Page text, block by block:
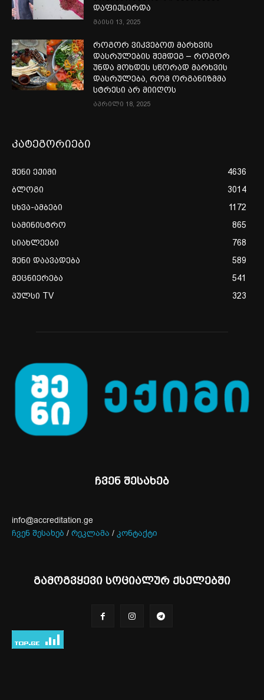
დაფიქსირდა
მაისი 13, 2025
როგორ ვიკვებოთ მარხვის
დასრულების შემდეგ – როგორ
უნდა მოხდეს სწორად მარხვის
დასრულება, რომ ორგანიზმმა
სტრესი არ მიიღოს
აპრილი 18, 2025
კატეგორიები
შენი ექიმი
4636
ბლოგი
3014
სხვა-ამბები
1172
სამინისტრო
865
სიახლეები
768
შენი დაავადება
589
მეცნიერება
541
პულსი TV
323
ჩვენ შესახებ
info@accreditation.ge
ჩვენ შესახებ / რეკლამა / კონტაქტი
გამოგვყევი სოციალურ ქსელებში